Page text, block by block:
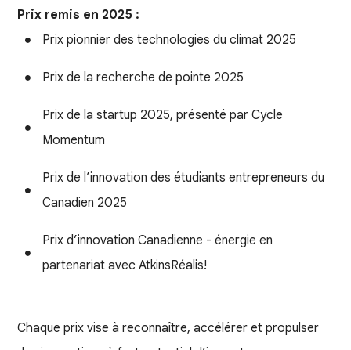
Prix remis en 2025 :
Prix pionnier des technologies du climat 2025
Prix de la recherche de pointe 2025
Prix de la startup 2025, présenté par Cycle
Momentum
Prix de l’innovation des étudiants entrepreneurs du
Canadien 2025
Prix d’innovation Canadienne - énergie en
partenariat avec AtkinsRéalis!
Chaque prix vise à reconnaître, accélérer et propulser